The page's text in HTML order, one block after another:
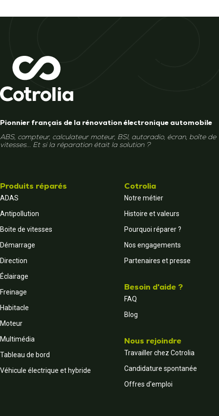
Pionnier français de la rénovation électronique automobile
ABS, compteur, calculateur moteur, BSI, autoradio, écran, boîte de
vitesses... Et si la réparation était la solution ?
Produits réparés
ADAS
Antipollution
Boite de vitesses
Démarrage
Direction
Éclairage
Freinage
Habitacle
Moteur
Multimédia
Tableau de bord
Véhicule électrique et hybride
Cotrolia
Notre métier
Histoire et valeurs
Pourquoi réparer ?
Nos engagements
Partenaires et presse
Besoin d'aide ?
FAQ
Blog
Nous rejoindre
Travailler chez Cotrolia
Candidature spontanée
Offres d'emploi